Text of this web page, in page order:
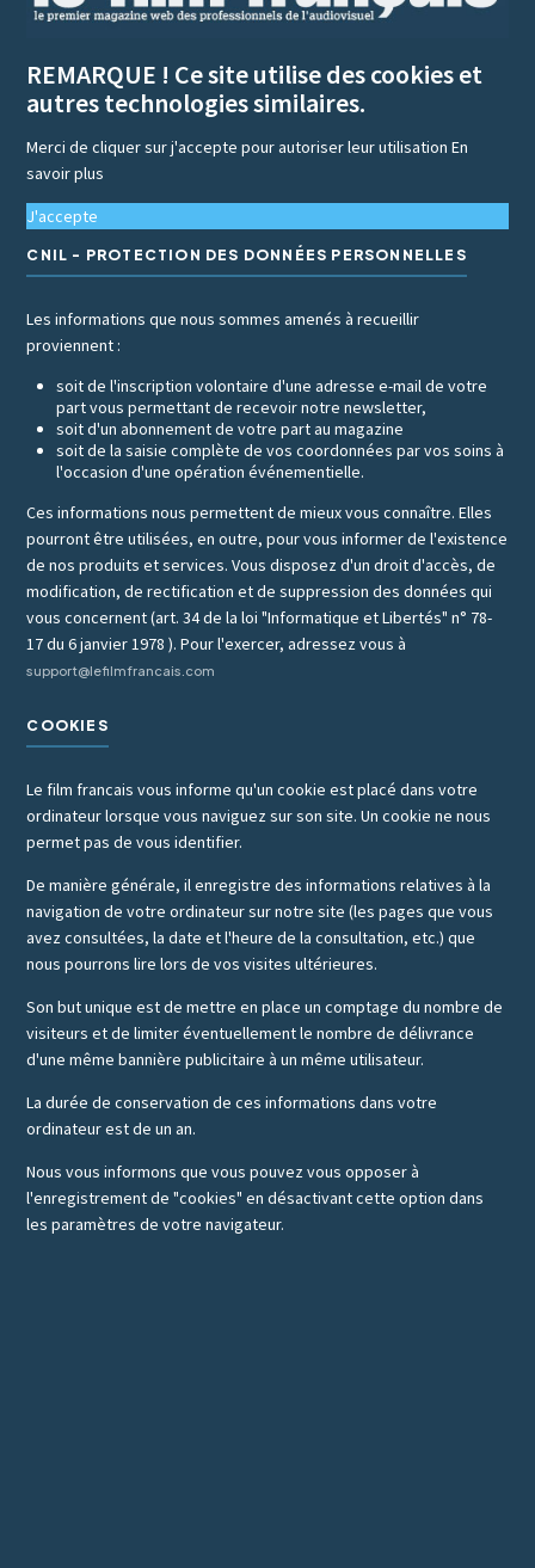
REMARQUE ! Ce site utilise des cookies et
autres technologies similaires.
Merci de cliquer sur j'accepte pour autoriser leur utilisationEn
savoir plus
J'accepte
CNIL - PROTECTION DES DONNÉES PERSONNELLES
Les informations que nous sommes amenés à recueillir
proviennent :
soit de l'inscription volontaire d'une adresse e-mail de votre
part vous permettant de recevoir notre newsletter,
soit d'un abonnement de votre part au magazine
soit de la saisie complète de vos coordonnées par vos soins à
l'occasion d'une opération événementielle.
Ces informations nous permettent de mieux vous connaître. Elles
pourront être utilisées, en outre, pour vous informer de l'existence
de nos produits et services. Vous disposez d'un droit d'accès, de
modification, de rectification et de suppression des données qui
vous concernent (art. 34 de la loi "Informatique et Libertés" n° 78-
17 du 6 janvier 1978 ). Pour l'exercer, adressez vous à
support@lefilmfrancais.com
COOKIES
Le film francais vous informe qu'un cookie est placé dans votre
ordinateur lorsque vous naviguez sur son site. Un cookie ne nous
permet pas de vous identifier.
De manière générale, il enregistre des informations relatives à la
navigation de votre ordinateur sur notre site (les pages que vous
avez consultées, la date et l'heure de la consultation, etc.) que
nous pourrons lire lors de vos visites ultérieures.
Son but unique est de mettre en place un comptage du nombre de
visiteurs et de limiter éventuellement le nombre de délivrance
d'une même bannière publicitaire à un même utilisateur.
La durée de conservation de ces informations dans votre
ordinateur est de un an.
Nous vous informons que vous pouvez vous opposer à
l'enregistrement de "cookies" en désactivant cette option dans
les paramètres de votre navigateur.